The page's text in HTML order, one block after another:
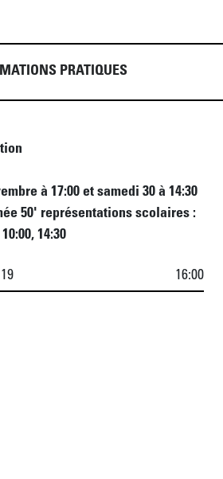
PRATIQUES
à 17:00 et samedi 30 à 14:30
50' représentations scolaires :
14:30
16:00